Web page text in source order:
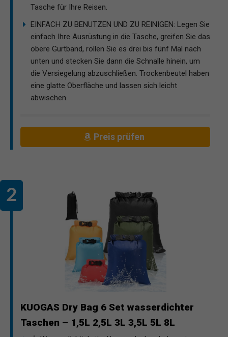
Tasche für Ihre Reisen.
EINFACH ZU BENUTZEN UND ZU REINIGEN: Legen Sie
einfach Ihre Ausrüstung in die Tasche, greifen Sie das
obere Gurtband, rollen Sie es drei bis fünf Mal nach
unten und stecken Sie dann die Schnalle hinein, um
die Versiegelung abzuschließen. Trockenbeutel haben
eine glatte Oberfläche und lassen sich leicht
abwischen.
Preis prüfen
KUOGAS Dry Bag 6 Set wasserdichter
Taschen – 1,5L 2,5L 3L 3,5L 5L 8L